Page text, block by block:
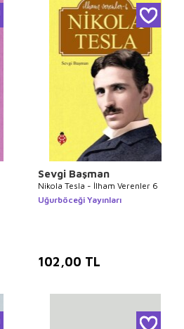
Sevgi Başman
Nikola Tesla - İlham Verenler 6
Uğurböceği Yayınları
102,00 TL